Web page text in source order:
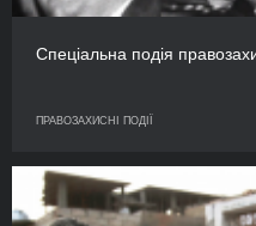
Спеціальна подія
ПРАВОЗАХИСНІ ПОДІЇ